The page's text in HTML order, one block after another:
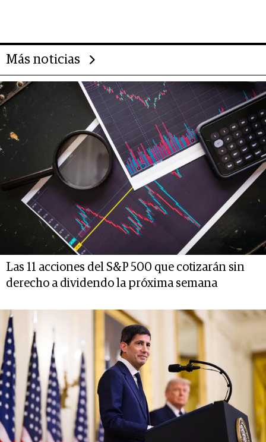
Más noticias
Las 11 acciones del S&P 500 que cotizarán sin
derecho a dividendo la próxima semana